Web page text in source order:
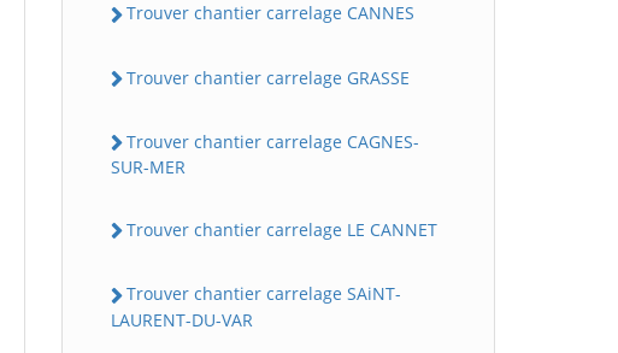
Trouver chantier carrelage CANNES
Trouver chantier carrelage GRASSE
Trouver chantier carrelage CAGNES-
SUR-MER
Trouver chantier carrelage LE CANNET
Trouver chantier carrelage SAiNT-
LAURENT-DU-VAR